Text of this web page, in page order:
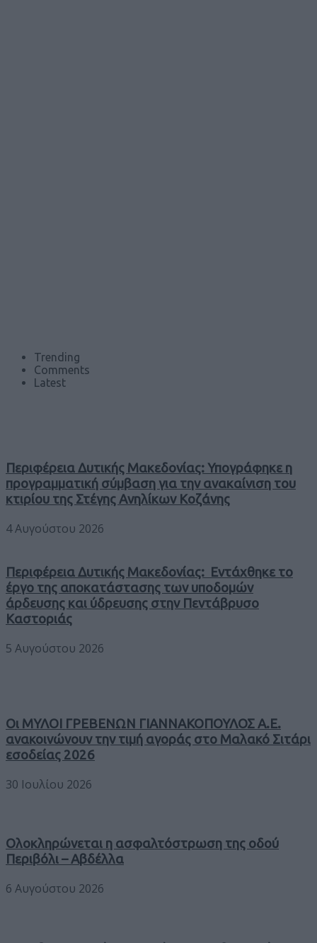
Trending
Comments
Latest
Περιφέρεια Δυτικής Μακεδονίας: Υπογράφηκε η
προγραμματική σύμβαση για την ανακαίνιση του
κτιρίου της Στέγης Ανηλίκων Κοζάνης
4 Αυγούστου 2026
Περιφέρεια Δυτικής Μακεδονίας: Εντάχθηκε το
έργο της αποκατάστασης των υποδομών
άρδευσης και ύδρευσης στην Πεντάβρυσο
Καστοριάς
5 Αυγούστου 2026
Οι ΜΥΛΟΙ ΓΡΕΒΕΝΩΝ ΓΙΑΝΝΑΚΟΠΟΥΛΟΣ Α.Ε.
ανακοινώνουν την τιμή αγοράς στο Μαλακό Σιτάρι
εσοδείας 2026
30 Ιουλίου 2026
Ολοκληρώνεται η ασφαλτόστρωση της οδού
Περιβόλι – Αβδέλλα
6 Αυγούστου 2026